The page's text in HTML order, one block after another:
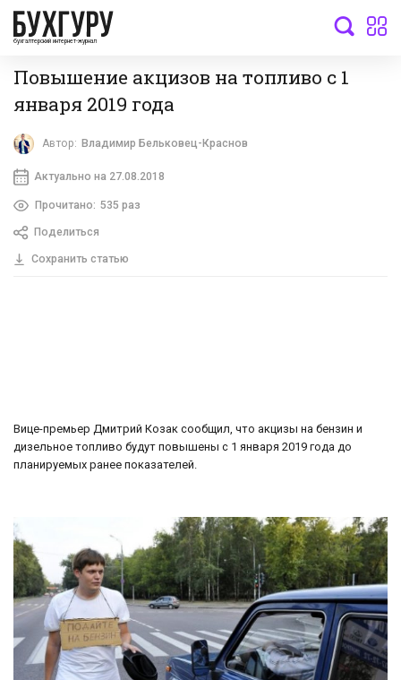
бухгалтерский интернет-журнал
Повышение акцизов на топливо с 1
января 2019 года
Автор: Владимир Бельковец-Краснов
Актуально на 27.08.2018
Прочитано: 535 раз
Поделиться
Сохранить статью
Вице-премьер Дмитрий Козак сообщил, что акцизы на бензин и
дизельное топливо будут повышены с 1 января 2019 года до
планируемых ранее показателей.